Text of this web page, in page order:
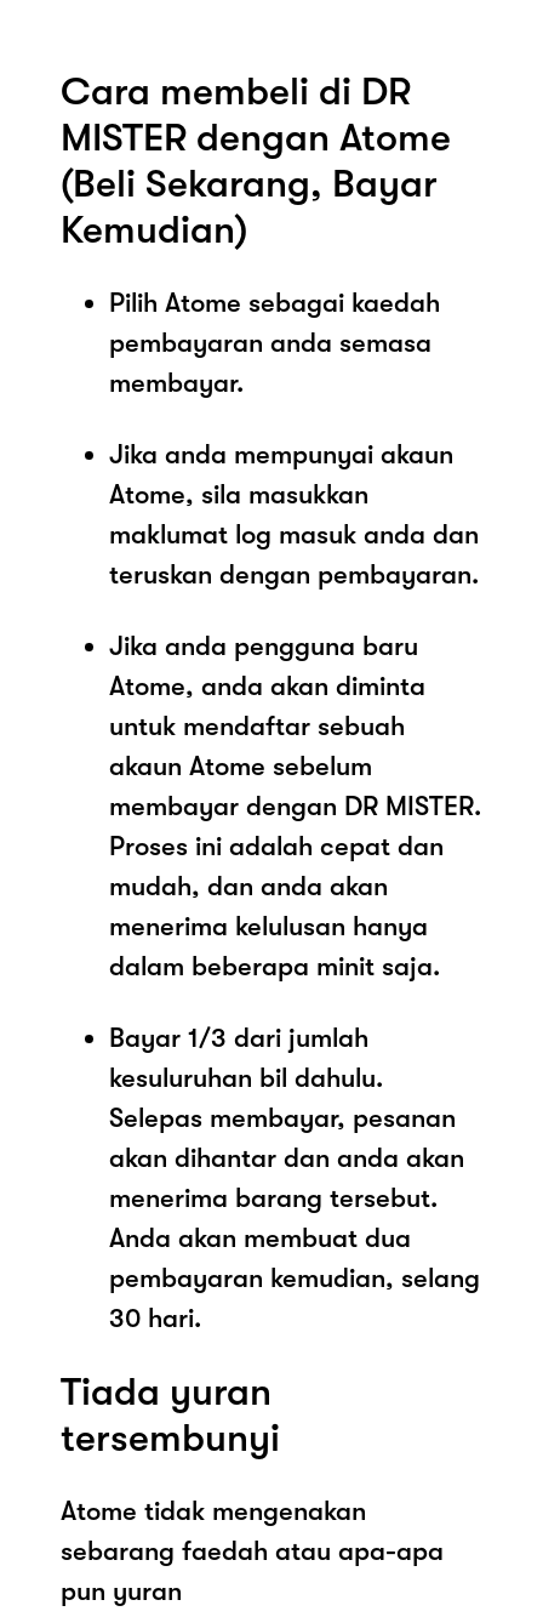
Cara membeli di DR
MISTER dengan Atome
(Beli Sekarang, Bayar
Kemudian)
Pilih Atome sebagai kaedah
pembayaran anda semasa
membayar.
Jika anda mempunyai akaun
Atome, sila masukkan
maklumat log masuk anda dan
teruskan dengan pembayaran.
Jika anda pengguna baru
Atome, anda akan diminta
untuk mendaftar sebuah
akaun Atome sebelum
membayar dengan DR MISTER.
Proses ini adalah cepat dan
mudah, dan anda akan
menerima kelulusan hanya
dalam beberapa minit saja.
Bayar 1/3 dari jumlah
kesuluruhan bil dahulu.
Selepas membayar, pesanan
akan dihantar dan anda akan
menerima barang tersebut.
Anda akan membuat dua
pembayaran kemudian, selang
30 hari.
Tiada yuran
tersembunyi
Atome tidak mengenakan
sebarang faedah atau apa-apa
pun yuran